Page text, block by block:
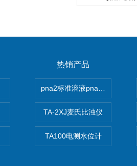
热销产品
pna2标准溶液pna3 pna4
TA-2XJ麦氏比浊仪
TA100电测水位计